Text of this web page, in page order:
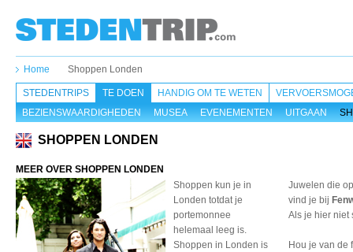
Home Shoppen Londen
STEDENTRIPS
TE DOEN
BEZIENSWAARDIGHEDEN
MUSEA EVENEMENTEN UITGAAN
HANDIG OM TE WETEN
SHOPPEN LONDEN
MEER OVER SHOPPEN LONDEN
Shoppen kun je in
Londen totdat je
portemonnee
helemaal leeg is.
Shoppen in Londen is
Juwelen die
vind je bij
Als je hier
Hou je van de